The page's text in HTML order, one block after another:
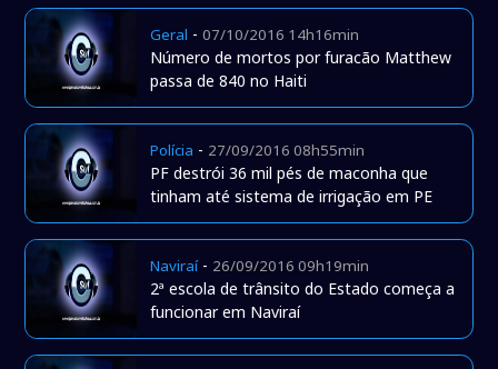
Geral -07/10/2016 14h16min
Número de mortos por furacão Matthew
passa de 840 no Haiti
Polícia - 27/09/2016 08h55min
PF destrói 36 mil pés de maconha que
tinham até sistema de irrigação em PE
Naviraí- 26/09/2016 09h19min
2ª escola de trânsito do Estado começa a
funcionar em Naviraí